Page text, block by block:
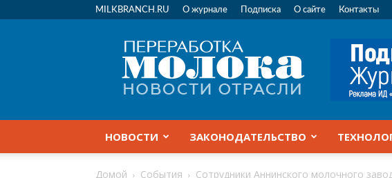
MILKBRANCH.RU О журнале Подписка О сайте Контакты
Переработка
молока
|
Новости
НОВОСТИ ЗАКОНОДАТЕЛЬСТВО
Домой События
Сотрудники Аннинского молочного